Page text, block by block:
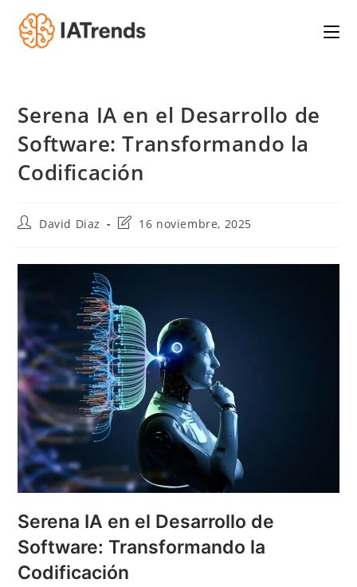
Saltar
contenido
Serena IA en el Desarrollo de
Software: Transformando la
Codificación
Autor
entrada:
David Diaz
Última
la
16 noviembre, 2025
Serena IA en el Desarrollo de
Software: Transformando la
Codificación